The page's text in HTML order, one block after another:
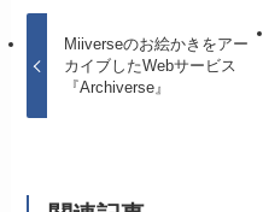
Miiverseのお絵かきをアー
カイブしたWebサービス
『Archiverse』